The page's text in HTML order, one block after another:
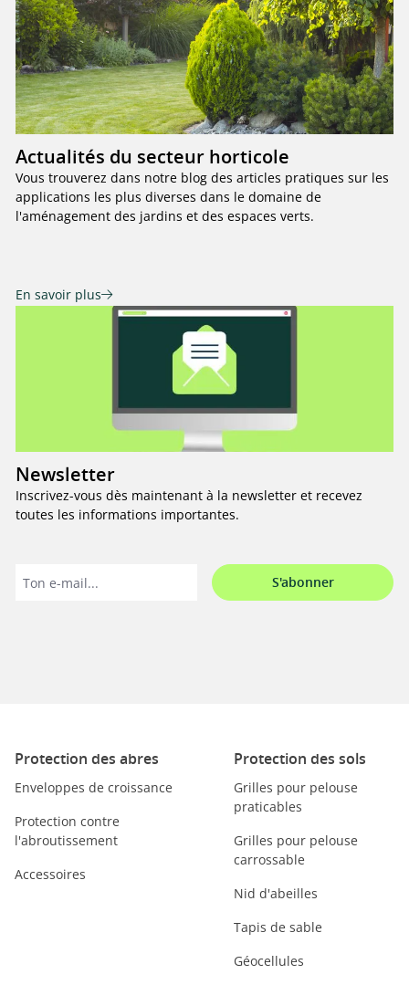
Actualités du secteur horticole
Vous trouverez dans notre blog des articles pratiques sur les
applications les plus diverses dans le domaine de
l'aménagement des jardins et des espaces verts.
En savoir plus
Newsletter
Inscrivez-vous dès maintenant à la newsletter et recevez
toutes les informations importantes.
S'abonner
Protection des abres
Enveloppes de croissance
Protection contre
l'abroutissement
Accessoires
Protection des sols
Grilles pour pelouse
praticables
Grilles pour pelouse
carrossable
Nid d'abeilles
Tapis de sable
Géocellules